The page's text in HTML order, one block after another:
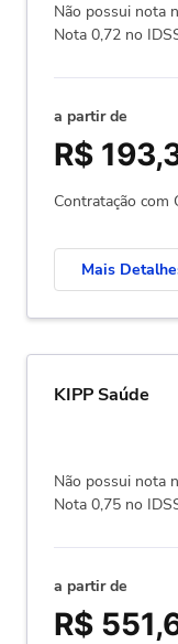
Não possui nota
Nota 0,72 no
a partir de
R$
Contratação com
Mais
KIPP Saúde
Não possui nota
Nota 0,75 no
a partir de
R$